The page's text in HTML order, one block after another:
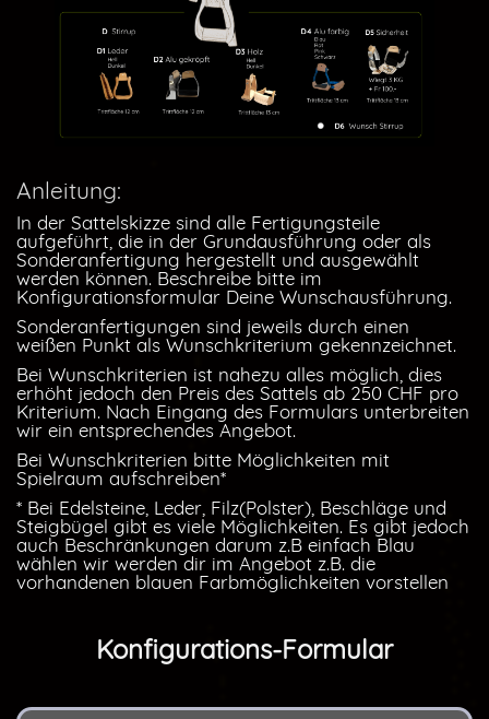
Anleitung:
In der Sattelskizze sind alle Fertigungsteile
aufgeführt, die in der Grundausführung oder als
Sonderanfertigung hergestellt und ausgewählt
werden können. Beschreibe bitte im
Konfigurationsformular Deine Wunschausführung.
Sonderanfertigungen sind jeweils durch einen
weißen Punkt als Wunschkriterium gekennzeichnet.
Bei Wunschkriterien ist nahezu alles möglich, dies
erhöht jedoch den Preis des Sattels ab 250 CHF pro
Kriterium. Nach Eingang des Formulars unterbreiten
wir ein entsprechendes Angebot.
Bei Wunschkriterien bitte Möglichkeiten mit
Spielraum aufschreiben*
* Bei Edelsteine, Leder, Filz(Polster), Beschläge und
Steigbügel gibt es viele Möglichkeiten. Es gibt jedoch
auch Beschränkungen darum z.B einfach Blau
wählen wir werden dir im Angebot z.B. die
vorhandenen blauen Farbmöglichkeiten vorstellen
Konfigurations-Formular